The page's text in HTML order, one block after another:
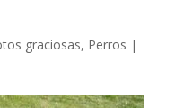
graciosas, Perros |